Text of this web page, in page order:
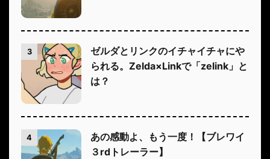
3
ゼルダとリンクのイチャイチャにや
られる。Zelda×Linkで「zelink」と
は？
4
あの感動よ、もう一度！【ブレワイ
３rdトレーラー】